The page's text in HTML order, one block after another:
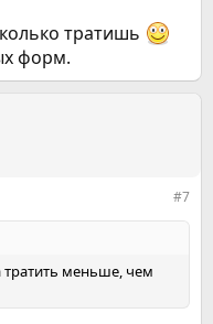
тратишь
форм.
#7
меньше, чем